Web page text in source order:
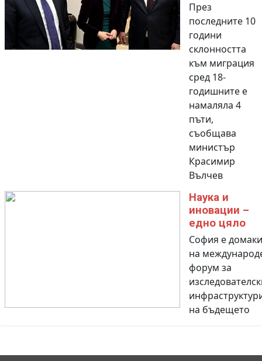
През
последните 10
години
склонността
към миграция
сред 18-
годишните е
намаляла 4
пъти,
съобщава
министър
Красимир
Вълчев
Наука и
иновации –
едно цяло
София е
на
форум за
на бъдещето